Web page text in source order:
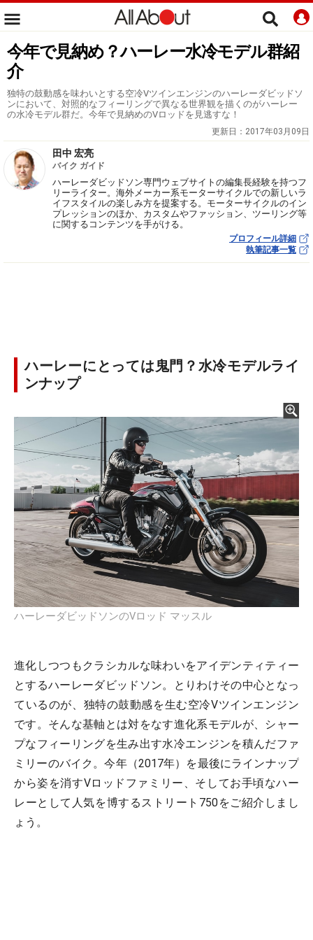
今年で見納め？ハーレー水冷モデル群紹
介
独特の鼓動感を味わいとする空冷Vツインエンジンのハーレーダビッドソ
ンにおいて、対照的なフィーリングで異なる世界観を描くのがハーレー
の水冷モデル群だ。今年で見納めのVロッドを見逃すな！
更新日： 2017年03月09日
田中 宏亮
バイク ガイド
ハーレーダビッドソン専門ウェブサイトの編集長経験を持つフ
リーライター。海外メーカー系モーターサイクルでの新しいラ
イフスタイルの楽しみ方を提案する。モーターサイクルのイン
プレッションのほか、カスタムやファッション、ツーリング等
に関するコンテンツを手がける。
プロフィール詳細
執筆記事一覧
ハーレーにとっては鬼門？水冷モデルライ
ンナップ
ハーレーダビッドソンのVロッド マッスル
進化しつつもクラシカルな味わいをアイデンティティー
とするハーレーダビッドソン。とりわけその中心となっ
ているのが、独特の鼓動感を生む空冷Vツインエンジン
です。そんな基軸とは対をなす進化系モデルが、シャー
プなフィーリングを生み出す水冷エンジンを積んだファ
ミリーのバイク。今年（2017年）を最後にラインナップ
から姿を消すVロッドファミリー、そしてお手頃なハー
レーとして人気を博するストリート750をご紹介しまし
ょう。